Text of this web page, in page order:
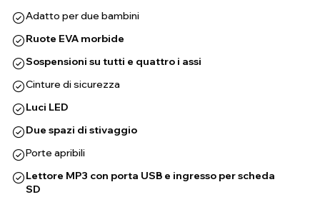
Adatto per due bambini
Ruote EVA morbide
Sospensioni su tutti e quattro i assi
Cinture di sicurezza
Luci LED
Due spazi di stivaggio
Porte apribili
Lettore MP3 con porta USB e ingresso per scheda
SD